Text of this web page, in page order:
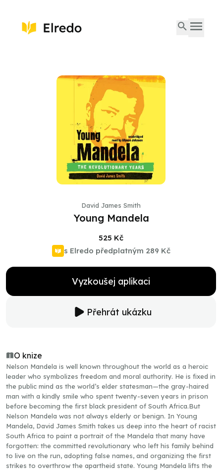
David James Smith
Young Mandela
525 Kč
s Elredo předplatným 289 Kč
Vyzkoušej aplikaci
Přehrát ukázku
O knize
Nelson Mandela is well known throughout the world as a heroic
leader who symbolizes freedom and moral authority. He is fixed in
the public mind as the world’s elder statesman—the gray-haired
man with a kindly smile who spent twenty-seven years in prison
before becoming the first black president of South Africa.But
Nelson Mandela was not always elderly or benign. In Young
Mandela, David James Smith takes us deep into the heart of racist
South Africa to paint a portrait of the Mandela that many have
forgotten: the committed revolutionary who left his family behind
to live on the run, adopting false names, and organizing the first
strikes to overthrow the apartheid state. Young Mandela lifts the